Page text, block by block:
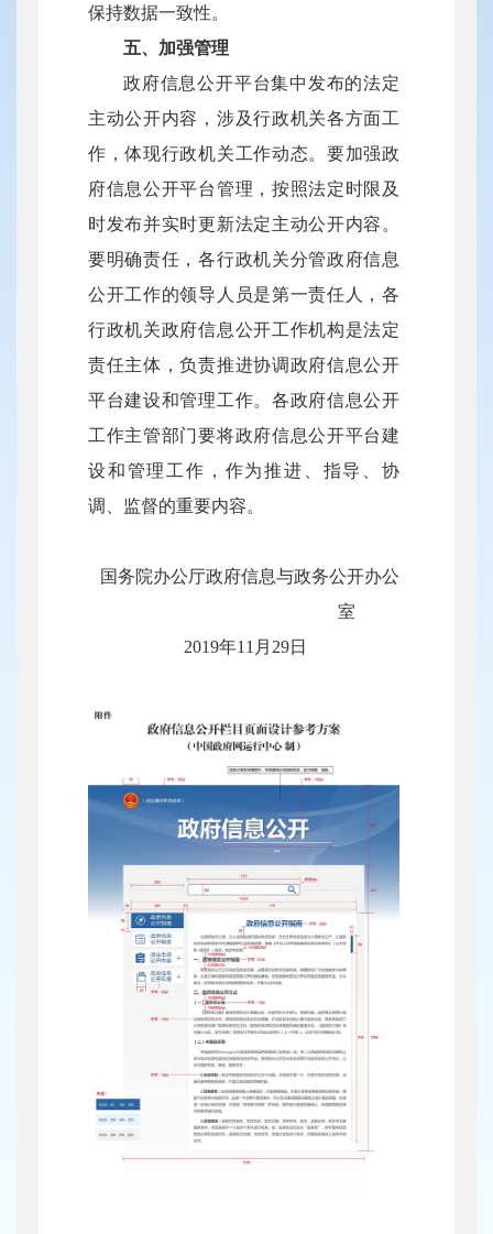
保持数据一致性。
五、加强管理
政府信息公开平台集中发布的法定
主动公开内容，涉及行政机关各方面工
作，体现行政机关工作动态。要加强政
府信息公开平台管理，按照法定时限及
时发布并实时更新法定主动公开内容。
要明确责任，各行政机关分管政府信息
公开工作的领导人员是第一责任人，各
行政机关政府信息公开工作机构是法定
责任主体，负责推进协调政府信息公开
平台建设和管理工作。各政府信息公开
工作主管部门要将政府信息公开平台建
设和管理工作，作为推进、指导、协
调、监督的重要内容。
国务院办公厅政府信息与政务公开办公
室
2019年11月29日